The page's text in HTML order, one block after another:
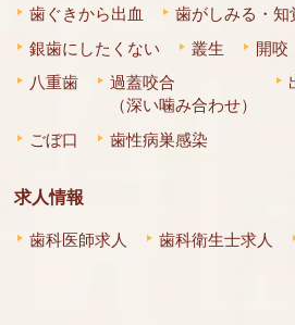
歯ぐきから出血
歯がしみる・知
銀歯にしたくない
叢生
開咬
八重歯
過蓋咬合
（深い噛み合わせ）
ごぼ口 歯性病巣感染
求人情報
歯科医師求人 歯科衛生士求人